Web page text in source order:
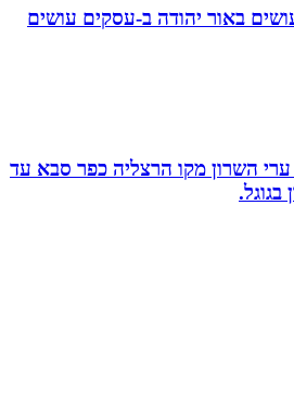
באור יהודה‏ ב-‏עסקים עושים
ערי השרון מקו הרצליה כפר סבא עד